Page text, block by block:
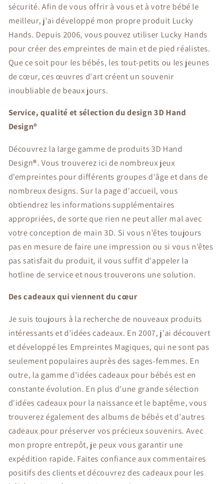
sécurité. Afin de vous offrir à vous et à votre bébé le
meilleur, j'ai développé mon propre produit Lucky
Hands. Depuis 2006, vous pouvez utiliser Lucky Hands
pour créer des empreintes de main et de pied réalistes.
Que ce soit pour les bébés, les tout-petits ou les jeunes
de cœur, ces œuvres d'art créent un souvenir
inoubliable de beaux jours.
Service, qualité et sélection du design 3D Hand
Design®
Découvrez la large gamme de produits 3D Hand
Design®. Vous trouverez ici de nombreux jeux
d'empreintes pour différents groupes d'âge et dans de
nombreux designs. Sur la page d'accueil, vous
obtiendrez les informations supplémentaires
appropriées, de sorte que rien ne peut aller mal avec
votre conception de main 3D. Si vous n'êtes toujours
pas en mesure de faire une impression ou si vous n'êtes
pas satisfait du produit, il vous suffit d'appeler la
hotline de service et nous trouverons une solution.
Des cadeaux qui viennent du cœur
Je suis toujours à la recherche de nouveaux produits
intéressants et d'idées cadeaux. En 2007, j'ai découvert
et développé les Empreintes Magiques, qui ne sont pas
seulement populaires auprès des sages-femmes. En
outre, la gamme d'idées cadeaux pour bébés est en
constante évolution. En plus d'une grande sélection
d'idées cadeaux pour la naissance et le baptême, vous
trouverez également des albums de bébés et d'autres
cadeaux pour préserver vos précieux souvenirs. Avec
mon propre entrepôt, je peux vous garantir une
expédition rapide. Faites confiance aux commentaires
positifs des clients et découvrez des cadeaux pour les